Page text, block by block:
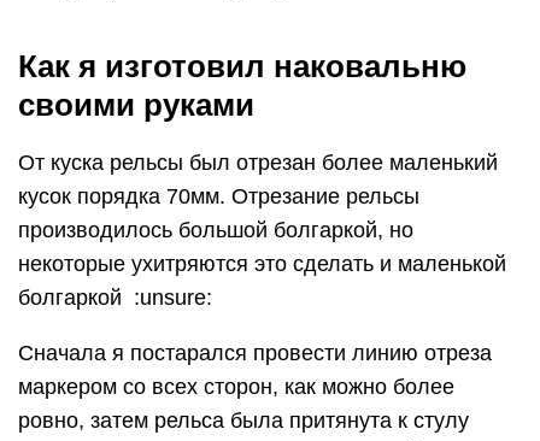
Как я изготовил наковальню
своими руками
От куска рельсы был отрезан более маленький
кусок порядка 70мм. Отрезание рельсы
производилось большой болгаркой, но
некоторые ухитряются это сделать и маленькой
болгаркой :unsure:
Сначала я постарался провести линию отреза
маркером со всех сторон, как можно более
ровно, затем рельса была притянута к стулу